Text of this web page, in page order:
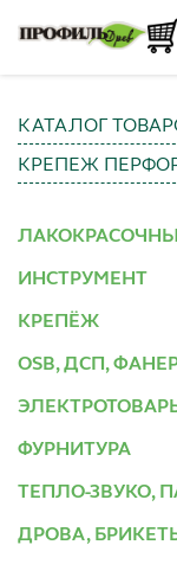
КАТАЛОГ
КРЕПЕЖ
ИНСТРУМЕНТ
КРЕПЁЖ
OSB, ДСП,
ФУРНИТУРА
ТЕПЛО-ЗВУКО,
ДРОВА,